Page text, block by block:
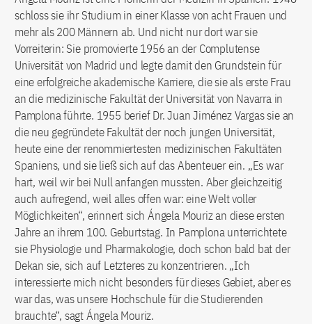
schloss sie ihr Studium in einer Klasse von acht Frauen und
mehr als 200 Männern ab. Und nicht nur dort war sie
Vorreiterin: Sie promovierte 1956 an der Complutense
Universität von Madrid und legte damit den Grundstein für
eine erfolgreiche akademische Karriere, die sie als erste Frau
an die medizinische Fakultät der Universität von Navarra in
Pamplona führte. 1955 berief Dr. Juan Jiménez Vargas sie an
die neu gegründete Fakultät der noch jungen Universität,
heute eine der renommiertesten medizinischen Fakultäten
Spaniens, und sie ließ sich auf das Abenteuer ein. „Es war
hart, weil wir bei Null anfangen mussten. Aber gleichzeitig
auch aufregend, weil alles offen war: eine Welt voller
Möglichkeiten“, erinnert sich Ángela Mouriz an diese ersten
Jahre an ihrem 100. Geburtstag. In Pamplona unterrichtete
sie Physiologie und Pharmakologie, doch schon bald bat der
Dekan sie, sich auf Letzteres zu konzentrieren. „Ich
interessierte mich nicht besonders für dieses Gebiet, aber es
war das, was unsere Hochschule für die Studierenden
brauchte“, sagt Ángela Mouriz.